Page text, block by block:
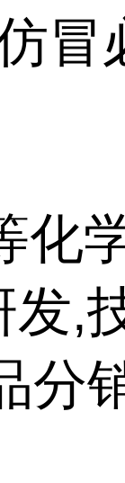
冒
化
发,
分